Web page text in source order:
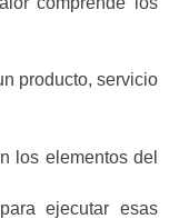
producto, servicio
los elementos del
ejecutar esas